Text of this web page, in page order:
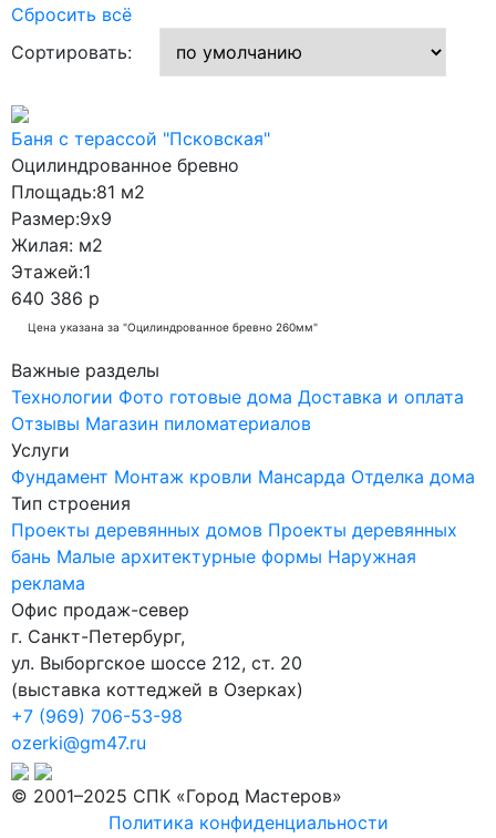
8x8
8x9
8x11
8x13
8х9
9,7x7,7
9x9
9x10
9x11
9x12
9x13
9x15.5
10x10
10x11
10x12
10x13
10x14
10x17
11x18
12x14
12x19
13x11
Сбросить всё
Сортировать:
Баня с терассой "Псковская"
Оцилиндрованное бревно
Площадь:81 м2
Размер:9x9
Жилая: м2
Этажей:1
640 386 р
Цена указана за "Оцилиндрованное бревно 260мм"
Важные разделы
Технологии Фото готовые дома Доставка и оплата
Отзывы Магазин пиломатериалов
Услуги
Фундамент Монтаж кровли Мансарда Отделка дома
Тип строения
Проекты деревянных домов Проекты деревянных
бань Малые архитектурные формы Наружная
реклама
Офис продаж-север
г. Санкт-Петербург,
ул. Выборгское шоссе 212, ст. 20
(выставка коттеджей в Озерках)
+7 (969) 706-53-98
ozerki@gm47.ru
© 2001–2025 СПК «Город Мастеров»
Политика конфиденциальности